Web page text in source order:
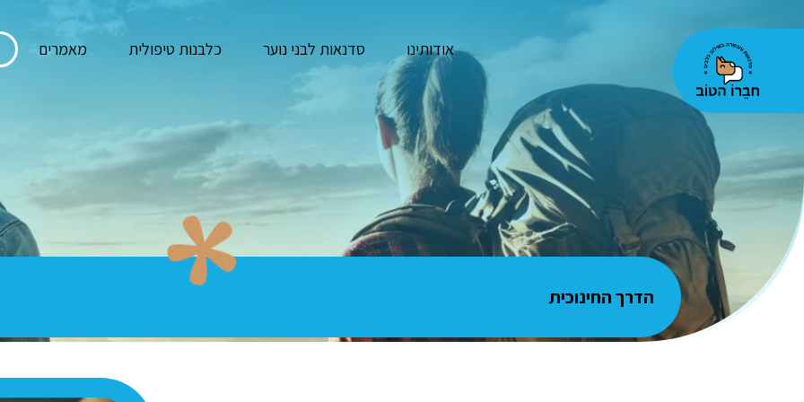
אודותינו סדנאות לבני נוער כלבנות טיפולית מאמרים
הדרך החינוכית